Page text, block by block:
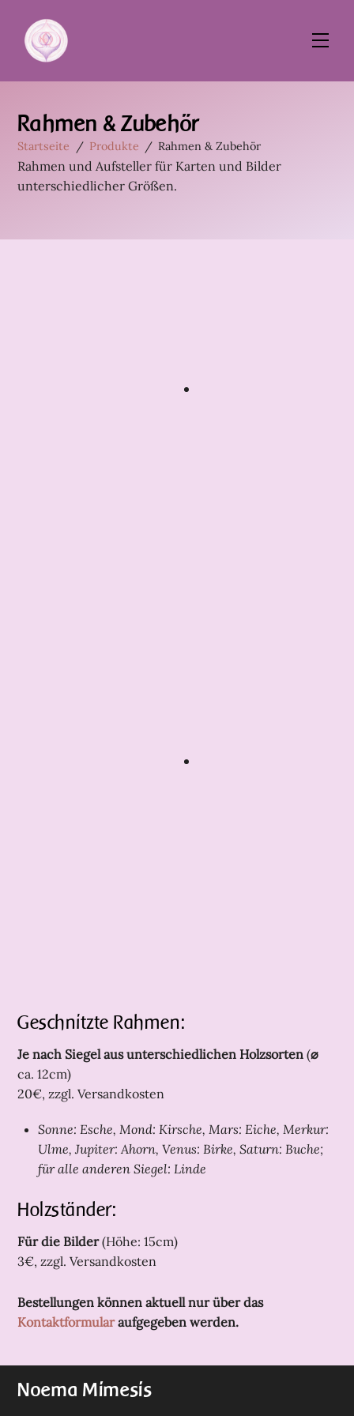
content
Rahmen & Zubehör
Startseite / Produkte / Rahmen & Zubehör
Rahmen und Aufsteller für Karten und Bilder
unterschiedlicher Größen.
Geschnitzte Rahmen:
Je nach Siegel aus unterschiedlichen Holzsorten(⌀
ca. 12cm)
20€, zzgl. Versandkosten
Sonne: Esche, Mond: Kirsche, Mars: Eiche, Merkur:
Ulme, Jupiter: Ahorn, Venus: Birke, Saturn: Buche;
für alle anderen Siegel: Linde
Holzständer:
Für die Bilder(Höhe: 15cm)
3€, zzgl. Versandkosten
Bestellungen können aktuell nur über das
Kontaktformularaufgegeben werden.
Noema Mimesis